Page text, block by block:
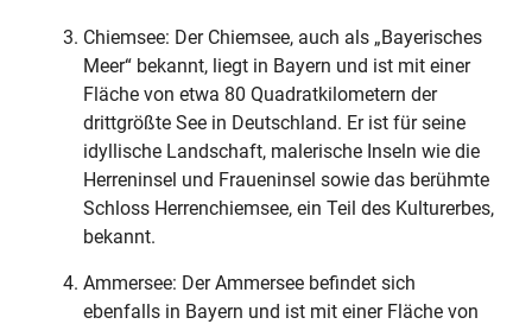
Chiemsee: Der Chiemsee, auch als „Bayerisches
Meer“ bekannt, liegt in Bayern und ist mit einer
Fläche von etwa 80 Quadratkilometern der
drittgrößte See in Deutschland. Er ist für seine
idyllische Landschaft, malerische Inseln wie die
Herreninsel und Fraueninsel sowie das berühmte
Schloss Herrenchiemsee, ein Teil des Kulturerbes,
bekannt.
Ammersee: Der Ammersee befindet sich
ebenfalls in Bayern und ist mit einer Fläche von